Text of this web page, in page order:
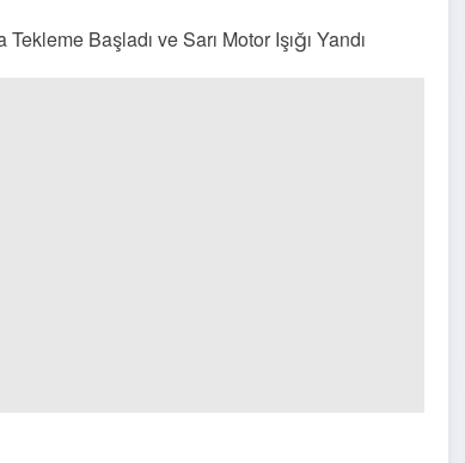
Tekleme Başladı ve Sarı Motor Işığı Yandı